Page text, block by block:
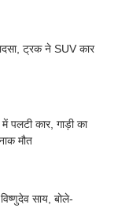
ट्रक ने SUV कार
पलटी कार, गाड़ी का
मौत
साय, बोले-